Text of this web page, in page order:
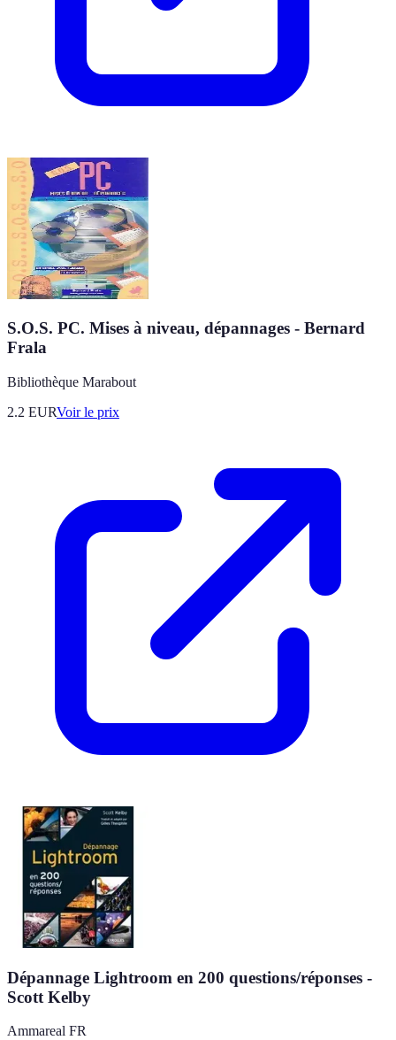
S.O.S. PC. Mises à niveau, dépannages - Bernard
Frala
Bibliothèque Marabout
2.2 EURVoir le prix
Dépannage Lightroom en 200 questions/réponses -
Scott Kelby
Ammareal FR